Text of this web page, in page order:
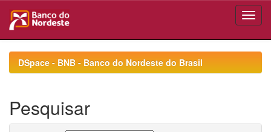
navigationDSpace - BNB - Banco do Nordeste do Brasil
Pesquisar